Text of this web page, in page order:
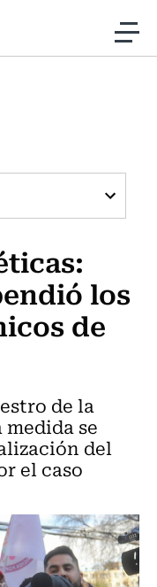
los
de
de la
se
del
el caso